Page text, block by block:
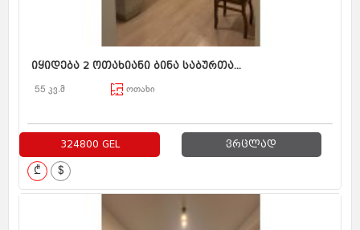
იყიდება 2 ოთახიანი ბინა საბურთა...
55 კვ.მ ოთახი
324800 GEL ვრცლად
₾ $